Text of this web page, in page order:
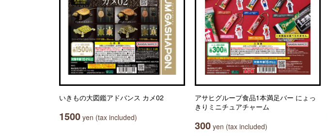
いきもの大図鑑アドバンス カメ02
1500 yen (tax included)
アサヒグループ食品1本満足バー にょっ
きりミニチュアチャーム
300 yen (tax included)